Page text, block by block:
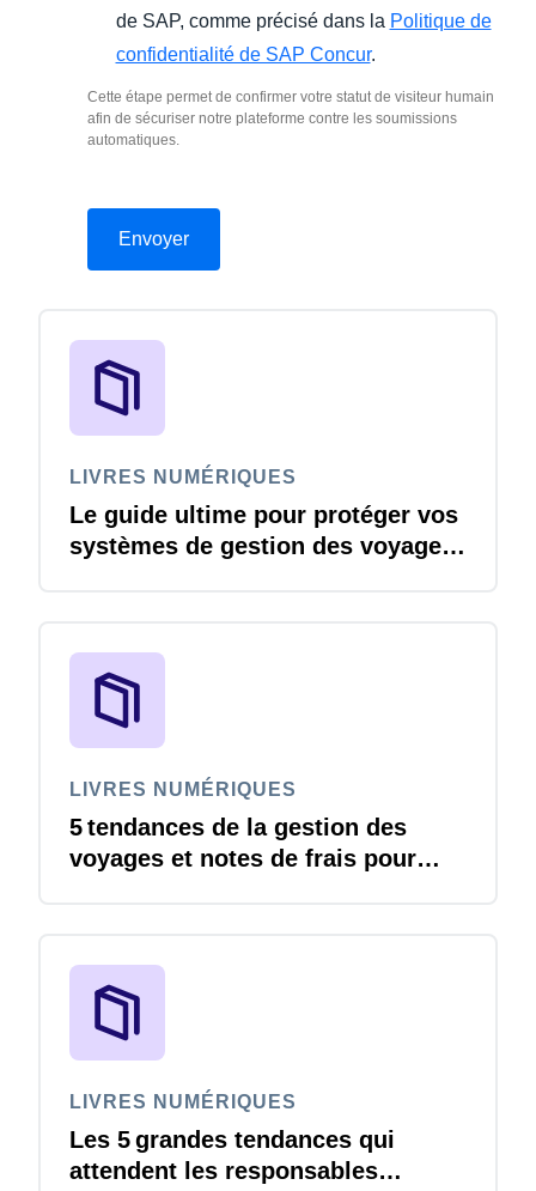
de SAP, comme précisé dans la Politique de
confidentialité de SAP Concur.
Cette étape permet de confirmer votre statut de visiteur humain
afin de sécuriser notre plateforme contre les soumissions
automatiques.
LIVRES NUMÉRIQUES
Le guide ultime pour protéger vos
systèmes de gestion des voyages
LIVRES NUMÉRIQUES
5 tendances de la gestion des
voyages et notes de frais pour
LIVRES NUMÉRIQUES
Les 5 grandes tendances qui
attendent les responsables